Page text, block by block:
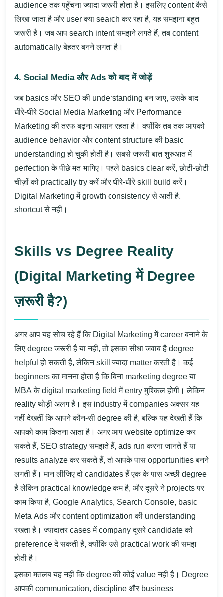
audience तक पहुँचना ज्यादा जरूरी होता है। इसलिए content कैसे
लिखा जाता है और user क्या search कर रहा है, यह समझना बहुत
जरूरी है। जब आप search intent समझने लगते हैं, तब content
automatically बेहतर बनने लगता है।
4. Social Media और Ads को बाद में जोड़ें
जब basics और SEO की understanding बन जाए, उसके बाद
धीरे-धीरे Social Media Marketing और Performance
Marketing की तरफ बढ़ना आसान रहता है। क्योंकि तब तक आपको
audience behavior और content structure की basic
understanding हो चुकी होती है।सबसे जरूरी बात शुरुआत में
perfection के पीछे मत भागिए। पहले basics clear करें, छोटी-छोटी
चीज़ों को practically try करें और धीरे-धीरे skill build करें।
Digital Marketing में growth consistency से आती है,
shortcut से नहीं।
Skills vs Degree Reality
(Digital Marketing में Degree
ज़रूरी है?)
अगर आप यह सोच रहे हैं कि Digital Marketing में career बनाने के
लिए degree जरूरी है या नहीं, तो इसका सीधा जवाब है degree
helpful हो सकती है, लेकिन skill ज्यादा matter करती है ।कई
beginners का मानना होता है कि बिना marketing degree या
MBA के digital marketing field में entry मुश्किल होगी। लेकिन
reality थोड़ी अलग है। इस industry में companies अक्सर यह
नहीं देखतीं कि आपने कौन-सी degree की है, बल्कि यह देखती हैं कि
आपको काम कितना आता है। अगर आप website optimize कर
सकते हैं, SEO strategyसमझते हैं, ads run करना जानते हैं या
results analyze कर सकते हैं, तो आपके पास opportunities बनने
लगती हैं।मान लीजिए दो candidates हैं एक के पास अच्छी degree
है लेकिन practical knowledge कम है, और दूसरे ने projects पर
काम किया है, Google Analytics, Search Console, basic
Meta Ads और content optimization की understanding
रखता है। ज्यादातर cases में company दूसरे candidate को
preference दे सकती है, क्योंकि उसे practical work की समझ
होती है।
इसका मतलब यह नहीं कि degree की कोई value नहीं है। Degree
आपकी communication, discipline और business